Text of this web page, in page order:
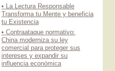
• Contraataque normativo:
China moderniza su ley
comercial para proteger sus
intereses y expandir su
influencia económica
• La Lectura Responsable
Transforma tu Mente y beneficia
tu Existencia